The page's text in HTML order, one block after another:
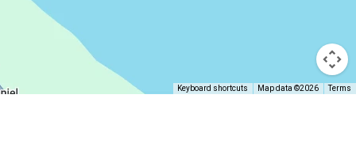
Keyboard shortcuts Map data ©2026 Terms